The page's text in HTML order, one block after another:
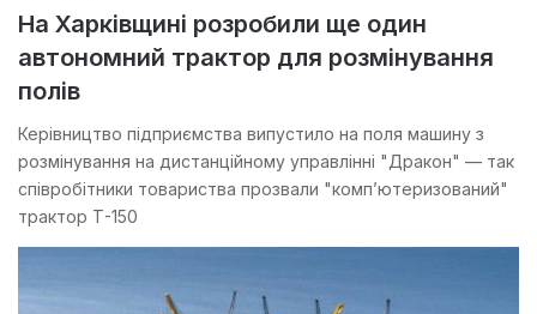
На Харківщині розробили ще один
автономний трактор для розмінування
полів
Керівництво підприємства випустило на поля машину з
розмінування на дистанційному управлінні "Дракон" — так
співробітники товариства прозвали "комп’ютеризований"
трактор Т-150